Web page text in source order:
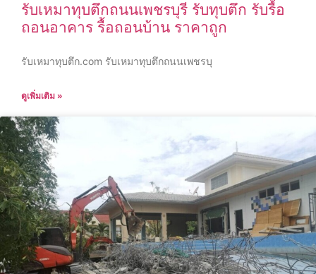
รับเหมาทุบตึกถนนเพชรบุรี รับทุบตึก รับรื้อ
ถอนอาคาร รื้อถอนบ้าน ราคาถูก
รับเหมาทุบตึก.com รับเหมาทุบตึกถนนเพชรบุ
ดูเพิ่มเติม »